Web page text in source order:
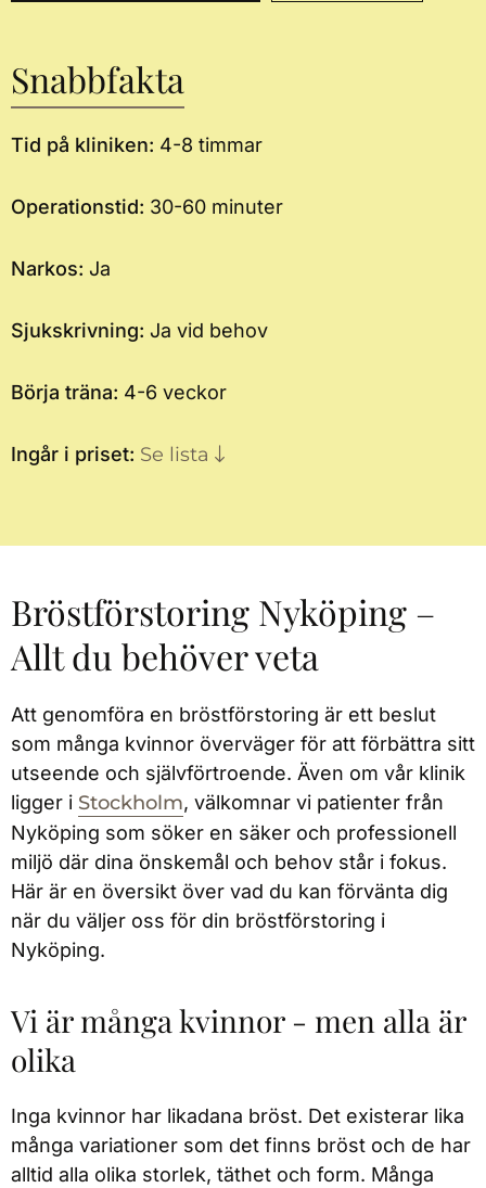
Snabbfakta
Tid på kliniken: 4-8 timmar
Operationstid: 30-60 minuter
Narkos: Ja
Sjukskrivning: Ja vid behov
Börja träna: 4-6 veckor
Ingår i priset: Se lista
Bröstförstoring Nyköping –
Allt du behöver veta
Att genomföra en bröstförstoring är ett beslut
som många kvinnor överväger för att förbättra sitt
utseende och självförtroende. Även om vår klinik
ligger i Stockholm, välkomnar vi patienter från
Nyköping som söker en säker och professionell
miljö där dina önskemål och behov står i fokus.
Här är en översikt över vad du kan förvänta dig
när du väljer oss för din bröstförstoring i
Nyköping.
Vi är många kvinnor - men alla är
olika
Inga kvinnor har likadana bröst. Det existerar lika
många variationer som det finns bröst och de har
alltid alla olika storlek, täthet och form. Många